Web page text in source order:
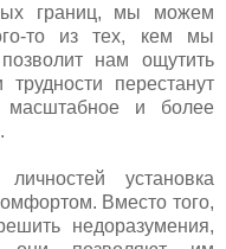
границ, мы можем
то из тех, кем мы
нам ощутить
перестанут
масштабное и более
установка
Вместо того,
недоразумения,